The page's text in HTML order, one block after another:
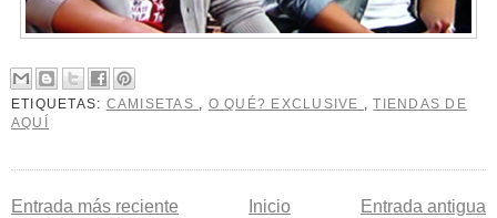
ETIQUETAS: CAMISETAS O QUÉ? EXCLUSIVE ,TIENDAS DE
AQUÍ
Entrada más reciente Entrada antigua
Inicio